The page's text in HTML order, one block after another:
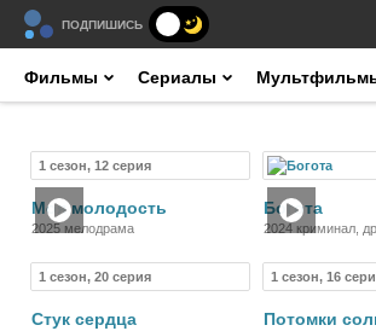
ПОДПИШИСЬ
Фильмы Сериалы
1 сезон, 12 серия
Моя молодость
2025 мелодрама
Богота
2024 криминал,
1 сезон, 20 серия
Стук сердца
1 сезон, 16
Потомки